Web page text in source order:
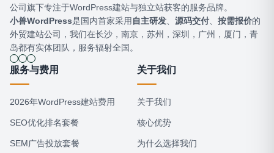
公司旗下专注于WordPress建站与独立站获客的服务品牌。
小兽WordPress是国内首家采用 自主研发、 源码交付、 按需报价的
外贸建站公司，我们在长沙，南京，苏州，深圳，广州，厦门，青
岛都有实体团队，服务辐射全国。
服务与费用
2026年WordPress建站费用
SEO优化排名套餐
SEM广告投放套餐
关于我们
关于我们
核心优势
为什么选择我们